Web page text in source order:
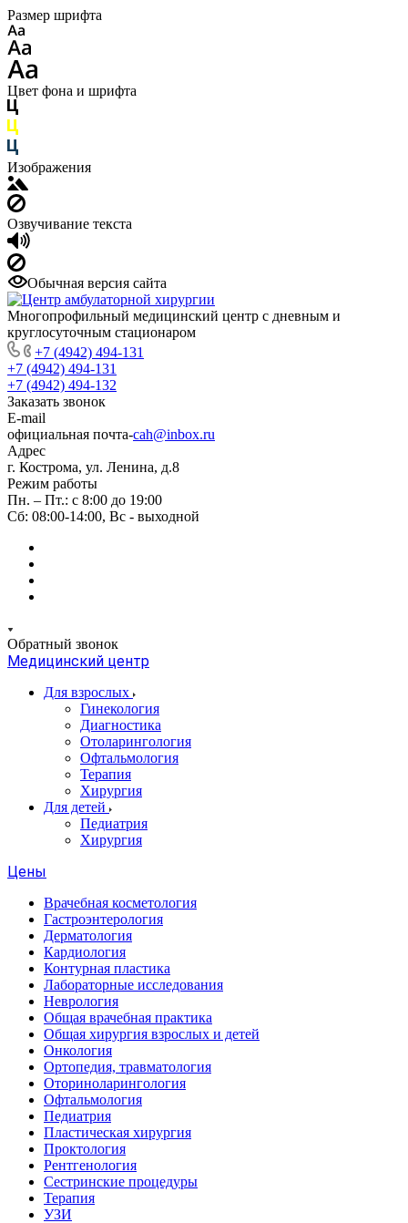
Размер шрифта
Цвет фона и шрифта
Изображения
Озвучивание текста
Обычная версия сайта
Многопрофильный медицинский центр с дневным и
круглосуточным стационаром
+7 (4942) 494-131
+7 (4942) 494-131
+7 (4942) 494-132
Заказать звонок
E-mail
официальная почта-cah@inbox.ru
Адрес
г. Кострома, ул. Ленина, д.8
Режим работы
Пн. – Пт.: с 8:00 до 19:00
Сб: 08:00-14:00, Вс - выходной
Обратный звонок
Медицинский центр
Для взрослых
Гинекология
Диагностика
Отоларингология
Офтальмология
Терапия
Хирургия
Для детей
Педиатрия
Хирургия
Цены
Врачебная косметология
Гастроэнтерология
Дерматология
Кардиология
Контурная пластика
Лабораторные исследования
Неврология
Общая врачебная практика
Общая хирургия взрослых и детей
Онкология
Ортопедия, травматология
Оториноларингология
Офтальмология
Педиатрия
Пластическая хирургия
Проктология
Рентгенология
Сестринские процедуры
Терапия
УЗИ